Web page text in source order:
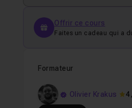
Offrir ce cours
Faites un cadeau qui a
Formateur
Olivier Krakus